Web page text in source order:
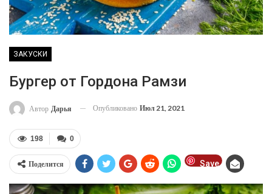
ЗАКУСКИ
Бургер от Гордона Рамзи
Автор Дарья Опубликовано Июл 21, 2021
0
198
Поделится Save